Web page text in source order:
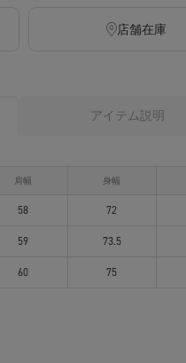
店舗在庫
アイテム説明
肩幅 身幅
58 72
59 73.5
60 75